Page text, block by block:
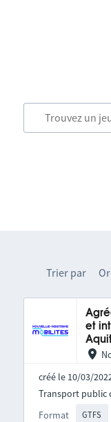
Trier par
et
créé le 10/03/
Format GTFS
Transport public